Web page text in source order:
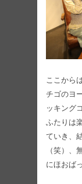
ここから
チゴのヨ
ッキング
ふたりは
ていき、
（笑）、
にほおば